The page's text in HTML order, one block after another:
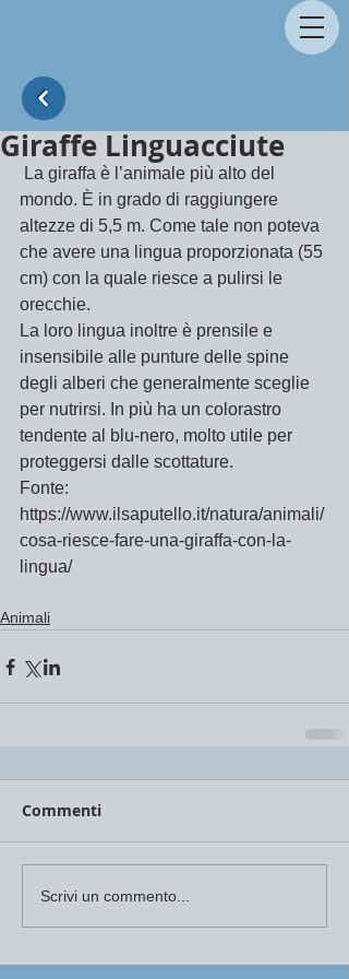
Giraffe Linguacciute
mondo. È in grado di raggiungere
altezze di 5,5 m. Come tale non poteva
che avere una lingua proporzionata (55
cm) con la quale riesce a pulirsi le
orecchie.
La loro lingua inoltre è prensile e
insensibile alle punture delle spine
degli alberi che generalmente sceglie
per nutrirsi. In più ha un colorastro
tendente al blu-nero, molto utile per
proteggersi dalle scottature.
Fonte:
https://www.ilsaputello.it/natura/animali/
cosa-riesce-fare-una-giraffa-con-la-
lingua/
Animali
Commenti
Scrivi un commento...